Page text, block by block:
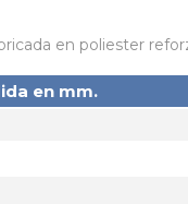
en poliester
en mm.